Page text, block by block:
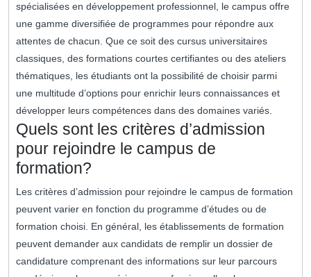
spécialisées en développement professionnel, le campus offre
une gamme diversifiée de programmes pour répondre aux
attentes de chacun. Que ce soit des cursus universitaires
classiques, des formations courtes certifiantes ou des ateliers
thématiques, les étudiants ont la possibilité de choisir parmi
une multitude d’options pour enrichir leurs connaissances et
développer leurs compétences dans des domaines variés.
Quels sont les critères d’admission
pour rejoindre le campus de
formation?
Les critères d’admission pour rejoindre le campus de formation
peuvent varier en fonction du programme d’études ou de
formation choisi. En général, les établissements de formation
peuvent demander aux candidats de remplir un dossier de
candidature comprenant des informations sur leur parcours